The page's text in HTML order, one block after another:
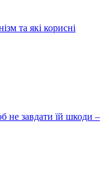
та які корисні
не завдати їй шкоди –